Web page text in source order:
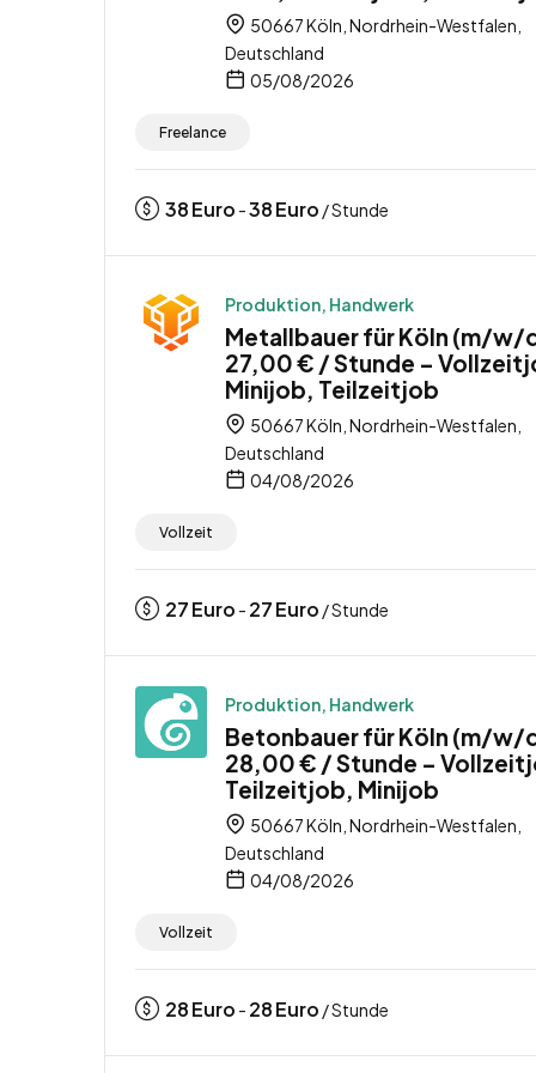
50667 Köln, Nordrhein-Westfalen,
Deutschland
05/08/2026
Freelance
38Euro -38Euro / Stunde
Produktion, Handwerk
Metallbauer für Köln (m/w/
27,00 € / Stunde –
Minijob, Teilzeitjob
50667 Köln, Nordrhein-Westfalen,
Deutschland
04/08/2026
Vollzeit
27Euro - 27Euro / Stunde
Produktion, Handwerk
Betonbauer für Köln (m/w/
28,00 € / Stunde –
Teilzeitjob, Minijob
50667 Köln, Nordrhein-Westfalen,
Deutschland
04/08/2026
Vollzeit
28Euro - 28Euro / Stunde